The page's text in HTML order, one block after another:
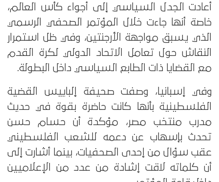
أعادت الجدل السياسي إلى أجواء كأس العالم،
خاصة أنها جاءت خلال المؤتمر الصحفي الرسمي
الذي يسبق مواجهة الأرجنتين، وفي ظل استمرار
النقاش حول تعامل الاتحاد الدولي لكرة القدم
مع القضايا ذات الطابع السياسي داخل البطولة.
وفي إسبانيا، وصفت صحيفة إلباييس القضية
الفلسطينية بأنها كانت حاضرة بقوة في حديث
مدرب منتخب مصر، مؤكدة أن حسام حسن
تحدث بإسهاب عن دعمه للشعب الفلسطيني
عقب سؤال من إحدى الصحفيات، بينما أشارت إلى
أن كلماته لاقت إشادة من عدد من الإعلاميين